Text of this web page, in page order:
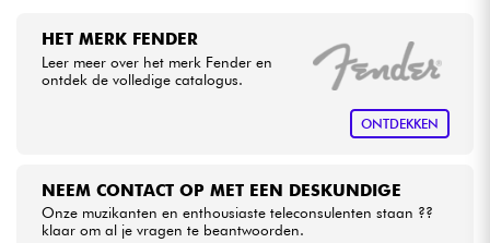
HET MERK FENDER
Leer meer over het merk Fender en
ontdek de volledige catalogus.
ONTDEKKEN
NEEM CONTACT OP MET EEN DESKUNDIGE
Onze muzikanten en enthousiaste teleconsulenten staan ??
klaar om al je vragen te beantwoorden.